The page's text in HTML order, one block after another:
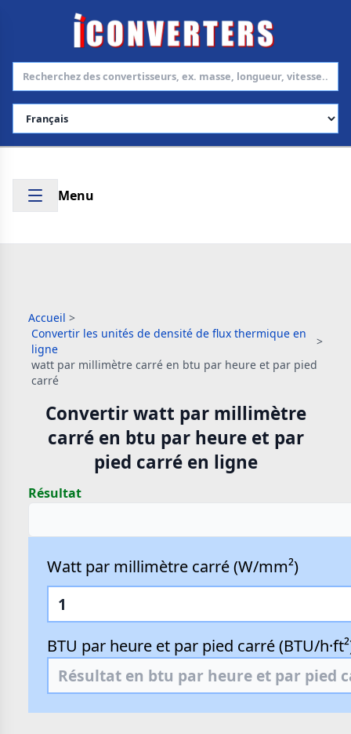
Choisir la langue
Menu
Accueil >
Convertir les unités de densité de flux thermique en
ligne
>
watt par millimètre carré en btu par heure et par pied
carré
Convertir watt par millimètre
carré en btu par heure et par
pied carré en ligne
Résultat
Watt par millimètre carré (W/mm²)
BTU par heure et par pied carré (BTU/